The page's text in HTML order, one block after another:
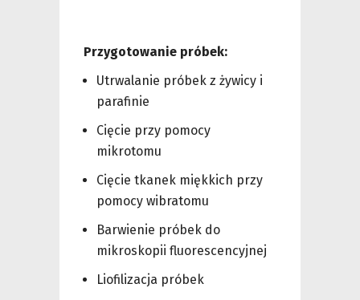
Przygotowanie próbek:
Utrwalanie próbek z żywicy i
parafinie
Cięcie przy pomocy
mikrotomu
Cięcie tkanek miękkich przy
pomocy wibratomu
Barwienie próbek do
mikroskopii fluorescencyjnej
Liofilizacja próbek